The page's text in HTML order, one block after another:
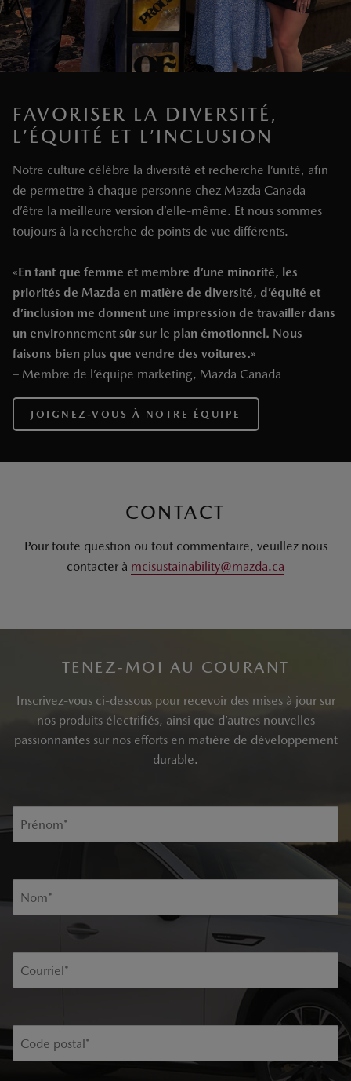
FAVORISER LA DIVERSITÉ,
L’ÉQUITÉ ET L’INCLUSION
Notre culture célèbre la diversité et recherche l’unité, afin
de permettre à chaque personne chez Mazda Canada
d’être la meilleure version d’elle-même. Et nous sommes
toujours à la recherche de points de vue différents.
«En tant que femme et membre d’une minorité, les
priorités de Mazda en matière de diversité, d’équité et
d’inclusion me donnent une impression de travailler dans
un environnement sûr sur le plan émotionnel. Nous
faisons bien plus que vendre des voitures.»
– Membre de l’équipe marketing, Mazda Canada
JOIGNEZ-VOUS À NOTRE ÉQUIPE
CONTACT
Pour toute question ou tout commentaire, veuillez nous
contacter à mcisustainability@mazda.ca
TENEZ-MOI AU COURANT
Inscrivez-vous ci-dessous pour recevoir des mises à jour sur
nos produits électrifiés, ainsi que d’autres nouvelles
passionnantes sur nos efforts en matière de développement
durable.
Prénom*
Nom*
Courriel*
Code postal*